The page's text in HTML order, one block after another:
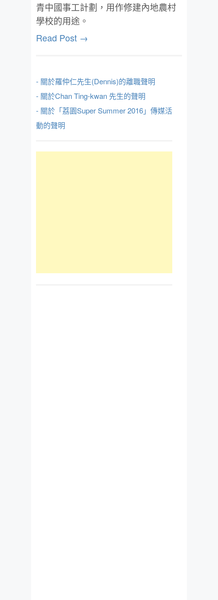
青中國事工計劃，用作修建內地農村
學校的用途。
Read Post →
- 關於羅仲仁先生(Dennis)的離職聲明
- 關於Chan Ting-kwan 先生的聲明
- 關於「荔園Super Summer 2016」傳媒活
動的聲明